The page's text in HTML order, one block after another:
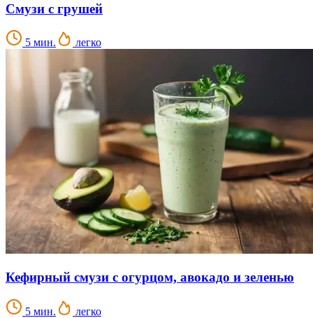
Смузи с грушей
5 мин. легко
Кефирный смузи с огурцом, авокадо и зеленью
5 мин. легко